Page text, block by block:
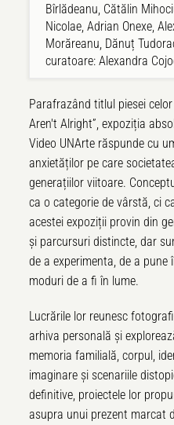
Bîrlădeanu, Cătălin
Nicolae, Adrian Onexe,
Morăreanu, Dănuț
curatoare: Alexandra
Parafrazând titlul piesei
Aren't Alright”, expoziția
Video UNArte răspunde cu
anxietăților pe care
generațiilor viitoare.
ca o categorie de vârstă, ci
acestei expoziții provin din
și parcursuri distincte, dar
de a experimenta, de a
moduri de a fi în lume.
Lucrările lor reunesc
arhiva personală și
memoria familială, corpul,
imaginare și scenariile
definitive, proiectele lor
asupra unui prezent marcat